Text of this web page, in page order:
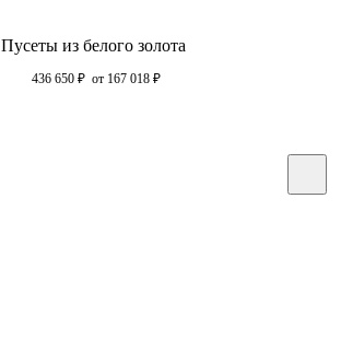
Пусеты из белого золота
436 650 ₽ от 167 018 ₽